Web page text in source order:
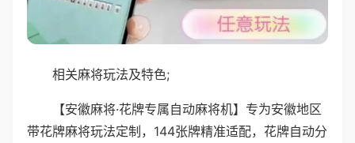
相关麻将玩法及特色;
【安徽麻将·花牌专属自动麻将机】专为安徽地区
带花牌麻将玩法定制，144张牌精准适配，花牌自动分